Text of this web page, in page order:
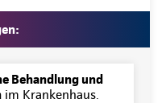
Behandlung und
im Krankenhaus.